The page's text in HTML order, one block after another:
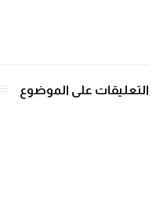
التعليقات على الموضوع